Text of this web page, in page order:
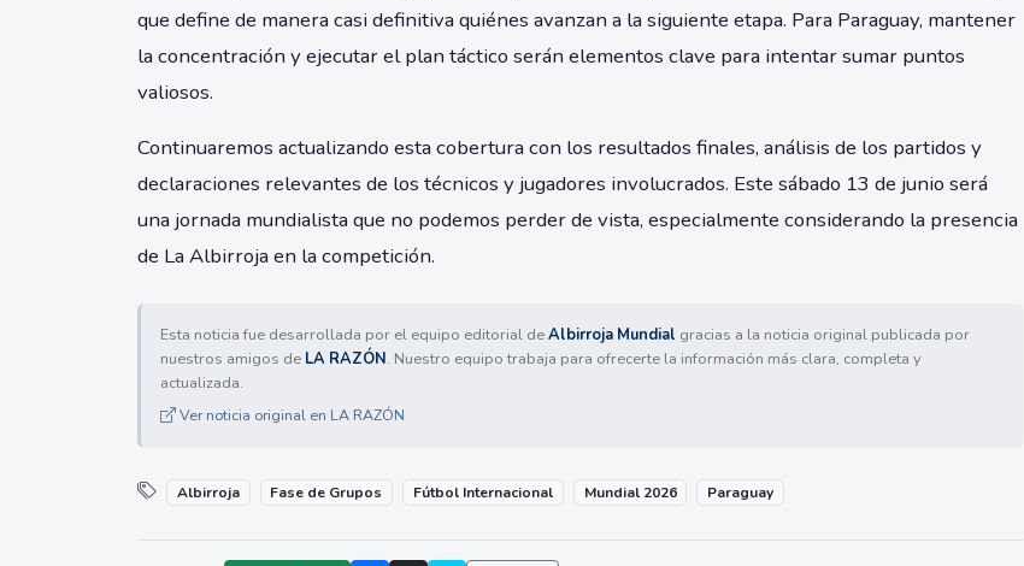
que define de manera casi definitiva quiénes avanzan a la siguiente etapa. Para Paraguay, mantener
la concentración y ejecutar el plan táctico serán elementos clave para intentar sumar puntos
valiosos.
Continuaremos actualizando esta cobertura con los resultados finales, análisis de los partidos y
declaraciones relevantes de los técnicos y jugadores involucrados. Este sábado 13 de junio será
una jornada mundialista que no podemos perder de vista, especialmente considerando la presencia
de La Albirroja en la competición.
Esta noticia fue desarrollada por el equipo editorial deAlbirroja Mundial gracias a la noticia original publicada por
nuestros amigos de LA RAZÓN. Nuestro equipo trabaja para ofrecerte la información más clara, completa y
actualizada.
Ver noticia original en LA RAZÓN
Albirroja Fase de Grupos Fútbol Internacional Mundial 2026 Paraguay